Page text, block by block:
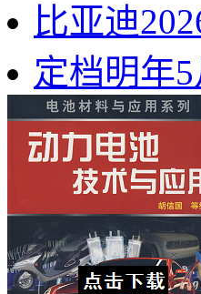
比亚迪
定档明年